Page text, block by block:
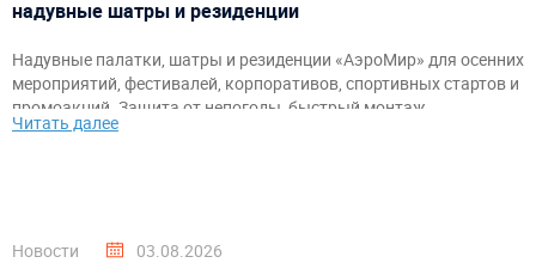
надувные шатры и резиденции
Надувные палатки, шатры и резиденции «АэроМир» для осенних
мероприятий, фестивалей, корпоративов, спортивных стартов и
промоакций. Защита от непогоды, быстрый монтаж,
брендирование и комфортное пространство для гостей и
Читать далее
Новости 03.08.2026